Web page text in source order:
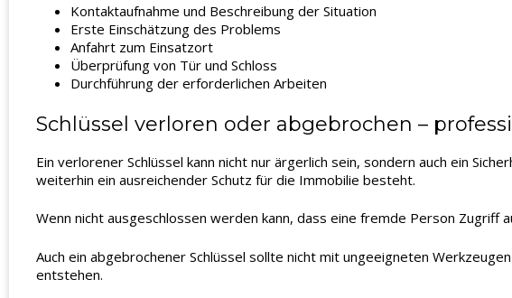
Kontaktaufnahme und Beschreibung der Situation
Erste Einschätzung des Problems
Anfahrt zum Einsatzort
Überprüfung von Tür und Schloss
Durchführung der erforderlichen Arbeiten
Schlüssel verloren oder abgebrochen –
Ein verlorener Schlüssel kann nicht nur ärgerlich sein, sondern auch ein
weiterhin ein ausreichender Schutz für die Immobilie besteht.
Wenn nicht ausgeschlossen werden kann, dass eine fremde Person Zugriff
Auch ein abgebrochener Schlüssel sollte nicht mit ungeeigneten
entstehen.